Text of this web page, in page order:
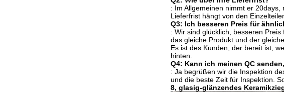
: Im Allgemeinen nimmt er
Lieferfrist hängt von den
Q3: Ich besseren Preis für
: Wir sind glücklich, besseren
das gleiche Produkt und der
Es ist des Kunden, der bereit ist,
hinten.
Q4: Kann ich meinen QC
: Ja begrüßen wir die Inspektion
und die beste Zeit für Inspektion.
8, glasig-glänzendes